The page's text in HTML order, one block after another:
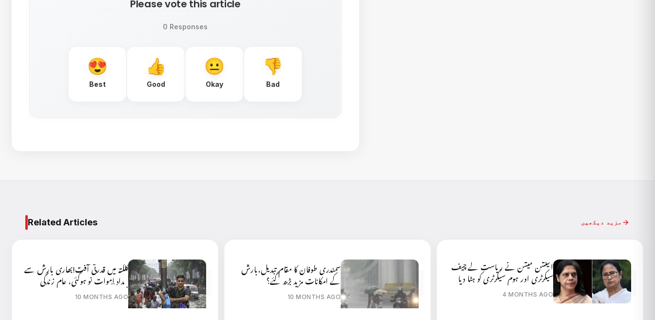
Please vote this article
0 Responses
Best Good Okay Bad
Related Articles مزید دیکھیں
کلکتہ میں قدرتی آفت!بھاری بارش سے
تعداد اموات نو ہوگئی، عام زندگی
ٹھپ
10 MONTHS AGO
سمندری طوفان کا مقام تبدیل،بارش
کے امکانات مزید بڑھ گئے؟
10 MONTHS AGO
الیکشن کمیشن نے ریاست کے چیف
سیکرٹری اور ہوم سیکرٹری کو ہٹا دیا
4 MONTHS AGO